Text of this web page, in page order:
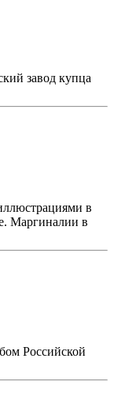
завод купца
в
Маргиналии в
Российской